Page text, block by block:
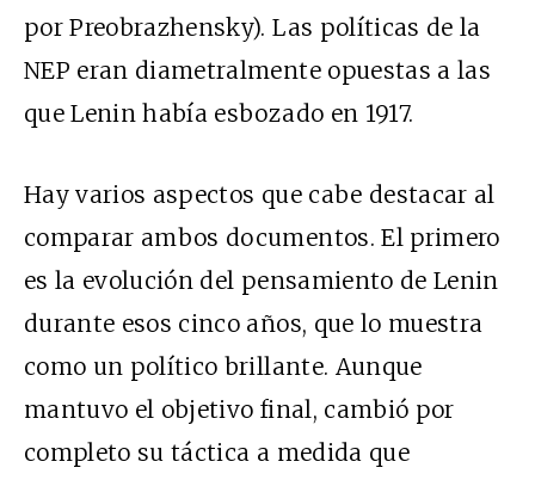
por Preobrazhensky). Las políticas de la
NEP eran diametralmente opuestas a las
que Lenin había esbozado en 1917.
Hay varios aspectos que cabe destacar al
comparar ambos documentos. El primero
es la evolución del pensamiento de Lenin
durante esos cinco años, que lo muestra
como un político brillante. Aunque
mantuvo el objetivo final, cambió por
completo su táctica a medida que